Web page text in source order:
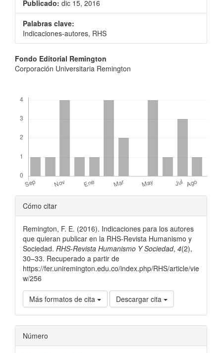
Publicado: dic 15, 2016
Palabras clave:
Indicaciones-autores, RHS
Contenido
principal
del
artículo
Fondo Editorial Remington
Corporación Universitaria Remington
Detalles
del
artículo
Cómo citar
Remington, F. E. (2016). Indicaciones para los autores
que quieran publicar en la RHS-Revista Humanismo y
Sociedad. RHS-Revista Humanismo Y Sociedad, 4(2),
30–33. Recuperado a partir de
https://fer.uniremington.edu.co/index.php/RHS/article/vie
w/256
Más formatos de cita Descargar cita
Número